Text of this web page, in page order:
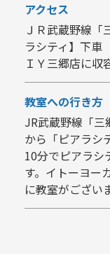
アクセス
ＪＲ武蔵野線「
ラシティ】下車
ＩＹ三郷店に収
教室への行き方
JR武蔵野線「
から「ピアラシ
10分でピアラシ
す。イトーヨー
に教室がござい